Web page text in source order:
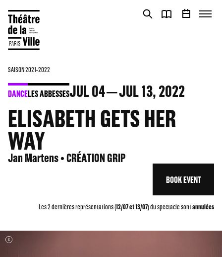
SAISON 2021-2022
DANCELES ABBESSESJUL04 JUL13, 2022
ELISABETH GETS HER
WAY
Jan Martens • CRÉATION GRIP
BOOK EVENT
Les 2 dernières représentations (12/07 et 13/07) du spectacle sontannulées